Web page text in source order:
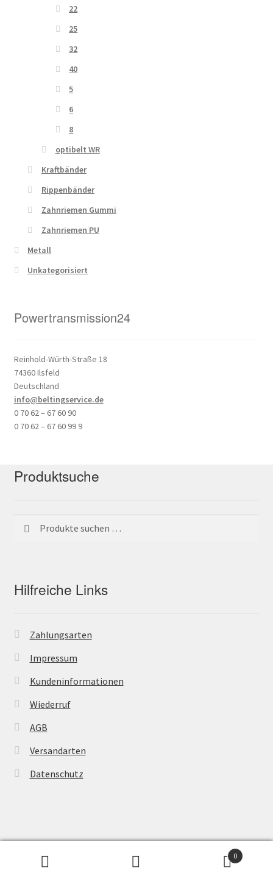
22
25
32
40
5
6
8
optibelt WR
Kraftbänder
Rippenbänder
Zahnriemen Gummi
Zahnriemen PU
Metall
Unkategorisiert
Powertransmission24
Reinhold-Würth-Straße 18
74360 Ilsfeld
Deutschland
info@beltingservice.de
0 70 62 – 67 60 90
0 70 62 – 67 60 99 9
Produktsuche
nach:
Hilfreiche Links
Zahlungsarten
Impressum
Kundeninformationen
Wiederruf
AGB
Versandarten
Datenschutz
0